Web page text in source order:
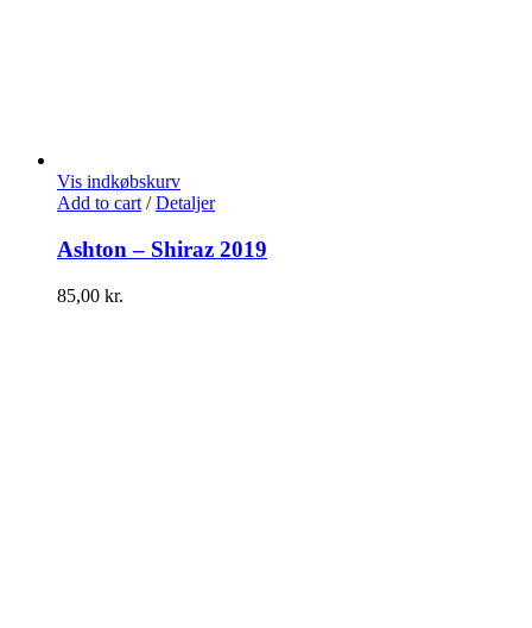
Vis indkøbskurv
Add to cart/ Detaljer
Ashton – Shiraz 2019
85,00 kr.